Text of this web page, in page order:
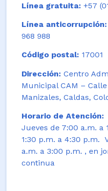
Línea gratuita: +57
Línea anticorrupción:
968 988
Código postal: 17001
Dirección: Centro
Municipal CAM – Calle
Manizales, Caldas,
Horario de Atención:
Jueves de 7:00 a.m. a
1:30 p.m. a 4:30 p.m.
a.m. a 3:00 p.m. , en
continua